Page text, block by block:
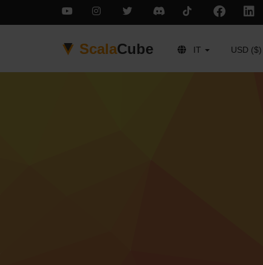
ScalaCube IT USD ($)